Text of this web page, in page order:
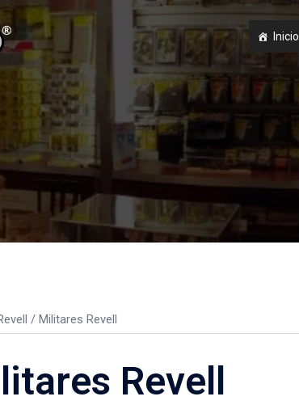
Inicio
/ Militares Revell
Revell